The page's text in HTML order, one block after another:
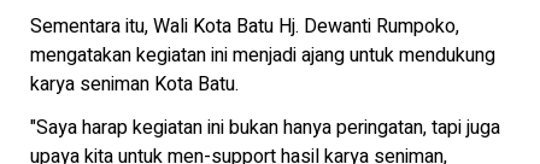
Sementara itu, Wali Kota Batu Hj. Dewanti Rumpoko,
mengatakan kegiatan ini menjadi ajang untuk mendukung
karya seniman Kota Batu.
"Saya harap kegiatan ini bukan hanya peringatan, tapi juga
upaya kita untuk men-support hasil karya seniman,